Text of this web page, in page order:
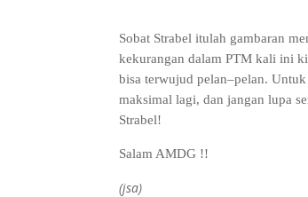
Sobat Strabel itulah gambaran
kekurangan dalam PTM kali ini
bisa terwujud pelan–pelan.
maksimal lagi, dan jangan lupa
Strabel!
Salam AMDG !!
(jsa)